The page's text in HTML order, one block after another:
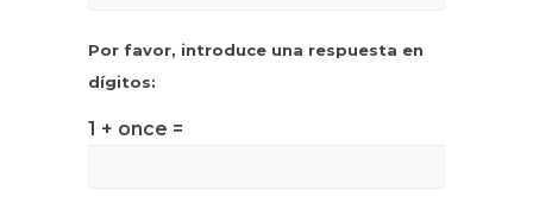
Por favor, introduce una respuesta en
dígitos:
1 + once =